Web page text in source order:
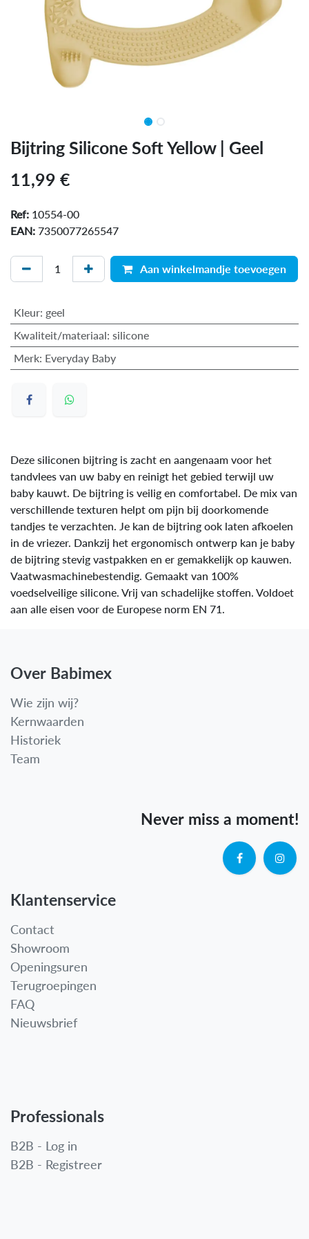
Bijtring Silicone Soft Yellow | Geel
11,99 €
Ref: 10554-00
EAN: 7350077265547
Aan winkelmandje toevoegen
Kleur: geel
Kwaliteit/materiaal: silicone
Merk: Everyday Baby
Deze siliconen bijtring is zacht en aangenaam voor het
tandvlees van uw baby en reinigt het gebied terwijl uw
baby kauwt. De bijtring is veilig en comfortabel. De mix van
verschillende texturen helpt om pijn bij doorkomende
tandjes te verzachten. Je kan de bijtring ook laten afkoelen
in de vriezer. Dankzij het ergonomisch ontwerp kan je baby
de bijtring stevig vastpakken en er gemakkelijk op kauwen.
Vaatwasmachinebestendig. Gemaakt van 100%
voedselveilige silicone. Vrij van schadelijke stoffen. Voldoet
aan alle eisen voor de Europese norm EN 71.
Over Babimex
Wie zijn wij?
Kernwaarden
Historiek
Team
Never miss a moment!
Klantenservice
Contact
Showroom
Openingsuren
Terugroepingen
FAQ
Nieuwsbrief
Professionals
B2B - Log in
B2B - Registreer